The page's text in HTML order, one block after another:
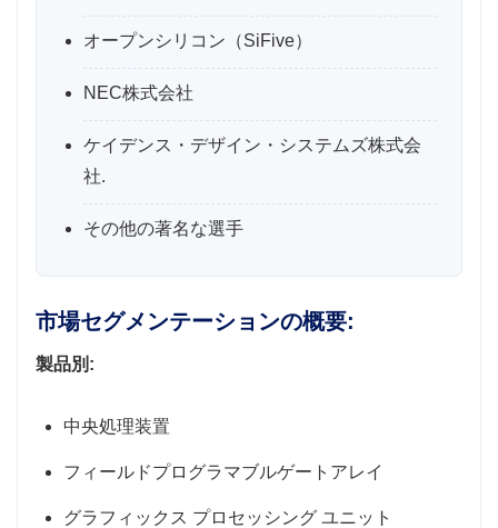
オープンシリコン（SiFive）
NEC株式会社
ケイデンス・デザイン・システムズ株式会
社.
その他の著名な選手
市場セグメンテーションの概要:
製品別:
中央処理装置
フィールドプログラマブルゲートアレイ
グラフィックス プロセッシング ユニット